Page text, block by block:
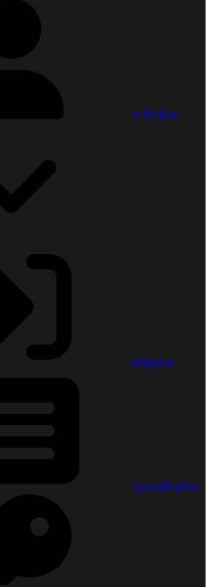
Váš účet
Přihlásit
Vytvořit účet